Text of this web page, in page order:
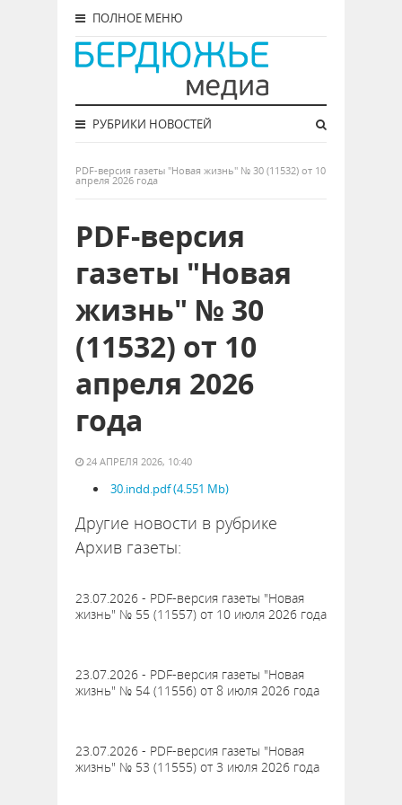
ПОЛНОЕ МЕНЮ
РУБРИКИ НОВОСТЕЙ
PDF-версия газеты "Новая жизнь" № 30 (11532) от 10
апреля 2026 года
PDF-версия
газеты "Новая
жизнь" № 30
(11532) от 10
апреля 2026
года
24 АПРЕЛЯ 2026, 10:40
30.indd.pdf (4.551 Mb)
Другие новости в рубрике
Архив газеты:
23.07.2026 - PDF-версия газеты "Новая
жизнь" № 55 (11557) от 10 июля 2026 года
23.07.2026 - PDF-версия газеты "Новая
жизнь" № 54 (11556) от 8 июля 2026 года
23.07.2026 - PDF-версия газеты "Новая
жизнь" № 53 (11555) от 3 июля 2026 года